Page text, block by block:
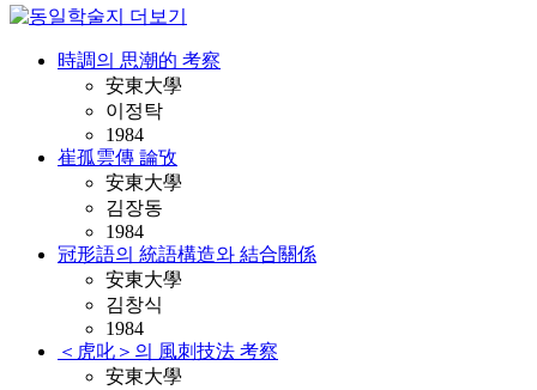
時調의 思潮的 考察
安東大學
이정탁
1984
崔孤雲傳 論攷
安東大學
김장동
1984
冠形語의 統語構造와 結合關係
安東大學
김창식
1984
＜虎叱＞의 風刺技法 考察
安東大學